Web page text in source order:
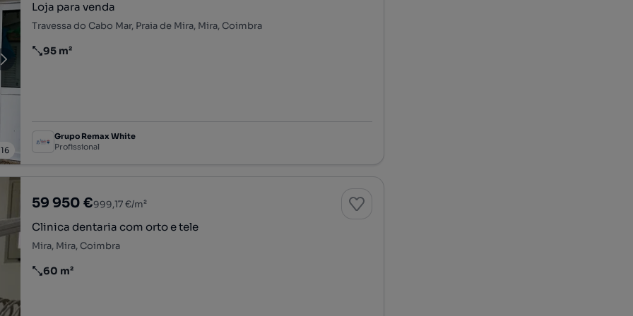
16
Loja para venda
Travessa do Cabo Mar, Praia de Mira, Mira, Coimbra
Preço por metro quadrado
95 m²
Grupo Remax White
Profissional
59 950 €999,17 €/m²
Clinica dentaria com orto e tele
Mira, Mira, Coimbra
Preço por metro quadrado
60 m²